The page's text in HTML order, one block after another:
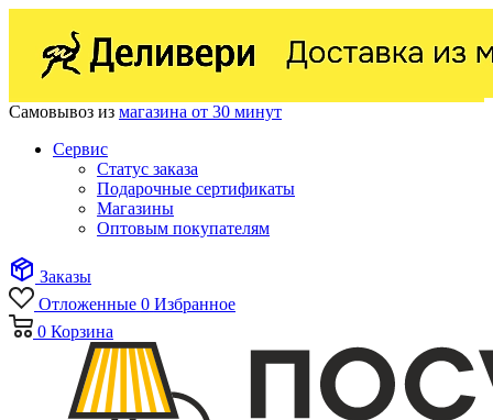
Самовывоз из магазина от 30 минут
Сервис
Статус заказа
Подарочные сертификаты
Магазины
Оптовым покупателям
Заказы
Отложенные 0 Избранное
0 Корзина